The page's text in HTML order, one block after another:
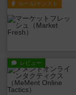
ルール/インスト
レビュー